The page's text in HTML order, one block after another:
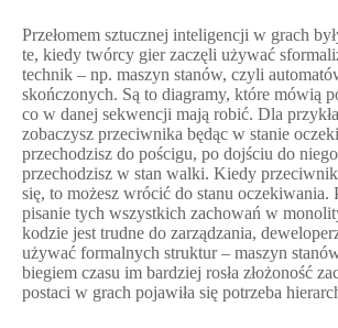
Przełomem sztucznej inteligencji w grach
te, kiedy twórcy gier zaczęli używać
technik – np. maszyn stanów, czyli
skończonych. Są to diagramy, które mówią
co w danej sekwencji mają robić. Dla
zobaczysz przeciwnika będąc w stanie
przechodzisz do pościgu, po dojściu do niego
przechodzisz w stan walki. Kiedy
się, to możesz wrócić do stanu oczekiwania.
pisanie tych wszystkich zachowań w
kodzie jest trudne do zarządzania,
używać formalnych struktur – maszyn
biegiem czasu im bardziej rosła złożoność
postaci w grach pojawiła się potrzeba